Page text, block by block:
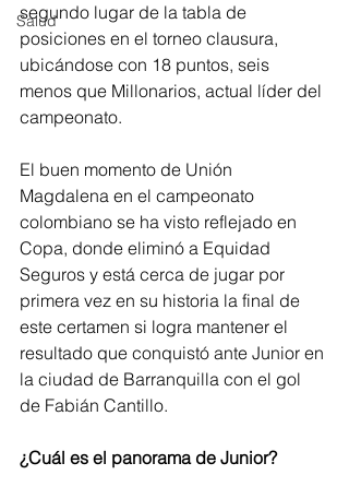
Salud
segundo lugar de la tabla de
posiciones en el torneo clausura,
ubicándose con 18 puntos, seis
menos que Millonarios, actual líder del
campeonato.
El buen momento de Unión
Magdalena en el campeonato
colombiano se ha visto reflejado en
Copa, donde eliminó a Equidad
Seguros y está cerca de jugar por
primera vez en su historia la final de
este certamen si logra mantener el
resultado que conquistó ante Junior en
la ciudad de Barranquilla con el gol
de Fabián Cantillo.
¿Cuál es el panorama de Junior?